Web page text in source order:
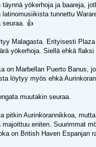
täynnä yökerhoja ja baareja,
latinomusiikista tunnettu
👍
Malagasta. Erityisesti
yökerhoja. Siellä ehkä flaksi
on Marbellan Puerto Banus,
löytyy myös ehkä
muutakin seuraa.
pitkin Aurinkorannikkoa,
majoittuu eniten. Suurimmat
on British Haven Espanjan